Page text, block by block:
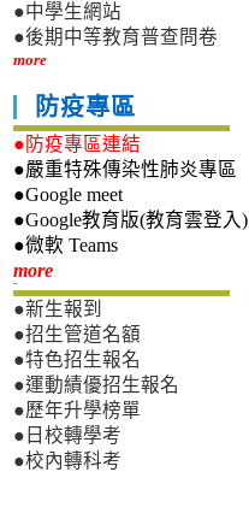
●中學生網站
●後期中等教育普查問卷
more
防疫專區
●防疫專區連結
●嚴重特殊傳染性肺炎專區
●Google meet
●Google教育版(教育雲登入)
●微軟 Teams
more新生專區
●新生報到
●招生管道名額
●特色招生報名
●運動績優招生報名
●歷年升學榜單
●日校轉學考
●校內轉科考